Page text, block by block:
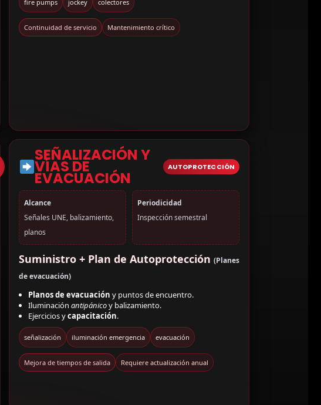
fire pumps jockey colectores
Continuidad de servicio Mantenimiento crítico
SEÑALIZACIÓN Y
VÍAS DE
EVACUACIÓN
AUTOPROTECCIÓN
Alcance
Señales UNE, balizamiento,
planos
Periodicidad
Inspección semestral
Suministro + Plan de Autoprotección(Planes
de evacuación)
Planos de evacuación y puntos de encuentro.
Iluminaciónantipánicoy balizamiento.
Ejercicios ycapacitación.
señalización iluminación emergencia evacuación
Mejora de tiempos de salida Requiere actualización anual